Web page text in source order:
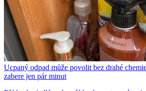
Ucpaný odpad může povolit bez drahé
zabere jen pár minut